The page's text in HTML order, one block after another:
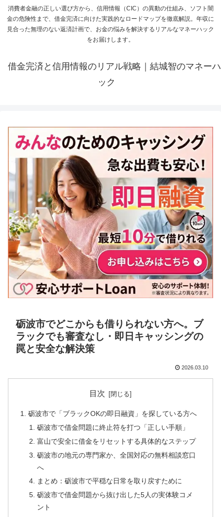
消費者金融の正しい選び方から、信用情報（CIC）の異動の仕組み、ソフト闇
金の危険性まで、借金完済に向けた実践的なロードマップを徹底解説。年収に
見合った無理のない返済計画で、お金の悩みを解決するリアルなマネーハック
をお届けします。
借金完済と信用情報のリアル戦略｜結城智のマネーハ
ック
砺波市でどこからも借りられない方へ。ブ
ラックでも審査なし・即日キャッシングの
罠と安全な解決策
2026.03.10
目次
砺波市で「ブラックOKの即日融資」を探している方へ
砺波市で借金問題に終止符を打つ「正しい手順」
富山で安全に借金をリセットする具体的なステップ
砺波市の地元の専門家か、全国対応の無料相談窓口
へ
まとめ：砺波市で平穏な日常を取り戻すために
砺波市で借金問題から抜け出した5人の実体験コメ
ント